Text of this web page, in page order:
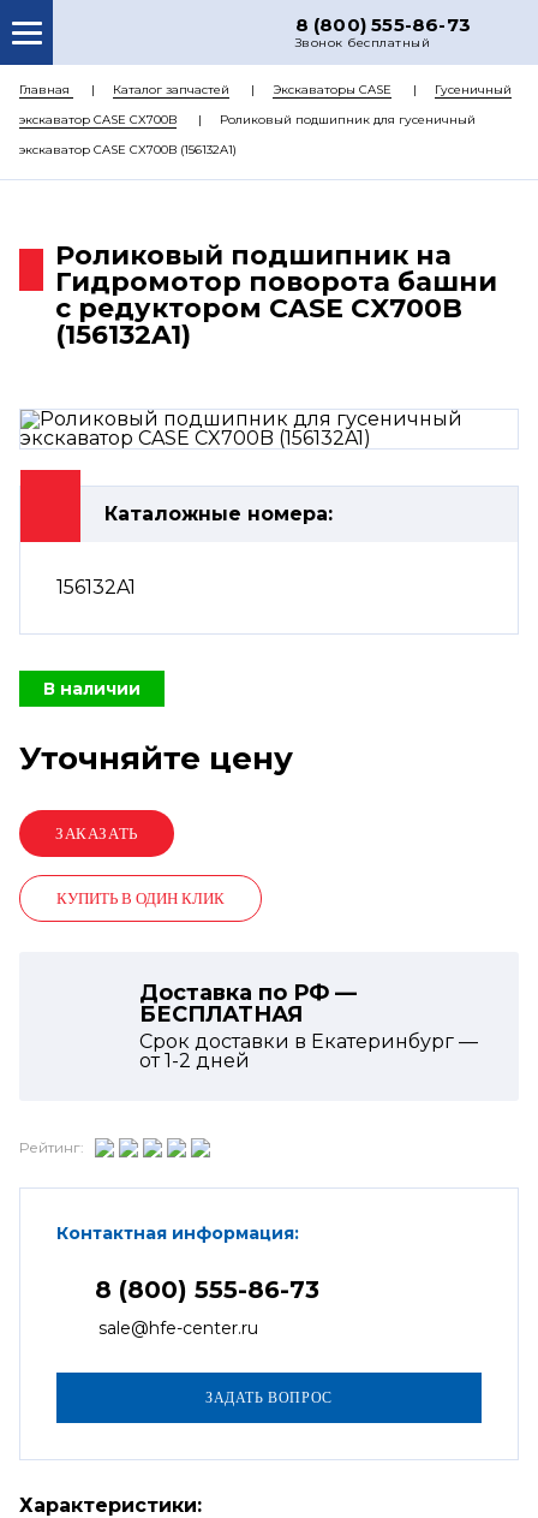
8 (800) 555-86-73
Звонок бесплатный
О НАС
КАТАЛОГ ЗАПЧАСТЕЙ
РЕМОНТ
ЦЕНЫ
КОНТАКТЫ
Главная Каталог запчастей Экскаваторы CASE
Гусеничный
экскаватор CASE CX700B
Роликовый подшипник для гусеничный
экскаватор CASE CX700B (156132A1)
Роликовый подшипник на
Гидромотор поворота башни
с редуктором CASE CX700B
(156132A1)
Каталожные номера:
156132A1
В наличии
Уточняйте цену
КУПИТЬ В ОДИН КЛИК
Доставка по РФ —
БЕСПЛАТНАЯ
Срок доставки в Екатеринбург —
от1-2 дней
Рейтинг:
Контактная информация:
8 (800) 555-86-73
sale@hfe-center.ru
Характеристики: